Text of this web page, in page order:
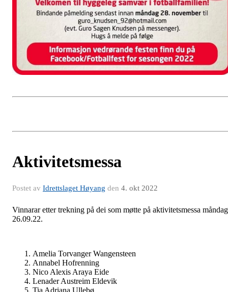
Aktivitetsmessa
Postet av Idrettslaget Høyang den 4. okt 2022
Vinnarar etter trekning på dei som møtte på aktivitetsmessa måndag
26.09.22.
Amelia Torvanger Wangensteen
Annabel Hofrenning
Nico Alexis Araya Eide
Lenader Austreim Eldevik
Tia Adriana Ullebø